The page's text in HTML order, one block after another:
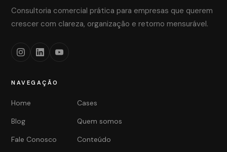
Consultoria comercial prática para empresas que querem
crescer com clareza, organização e retorno mensurável.
NAVEGAÇÃO
Home
Cases
Blog
Quem somos
Fale Conosco
Conteúdo